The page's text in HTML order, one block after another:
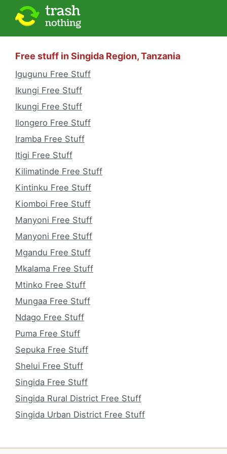
Free stuff in Singida Region, Tanzania
Igugunu Free Stuff
Ikungi Free Stuff
Ikungi Free Stuff
Ilongero Free Stuff
Iramba Free Stuff
Itigi Free Stuff
Kilimatinde Free Stuff
Kintinku Free Stuff
Kiomboi Free Stuff
Manyoni Free Stuff
Manyoni Free Stuff
Mgandu Free Stuff
Mkalama Free Stuff
Mtinko Free Stuff
Mungaa Free Stuff
Ndago Free Stuff
Puma Free Stuff
Sepuka Free Stuff
Shelui Free Stuff
Singida Free Stuff
Singida Rural District Free Stuff
Singida Urban District Free Stuff